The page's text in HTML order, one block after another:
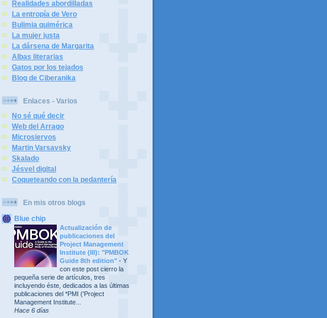
Realidades abordilladas
La entropía de Vero
Bulimia quimérica
La mujer justa
La dársena de Margarita
Albas literarias
Gatos por los tejados
Blog de Ciberanika
Enlaces - Varios
No sé qué decir
Web del Arrago
Microsiervos
Martin Varsavsky
Skalado
Jésvel digital
Coqueteando con la pedantería
En mis otros blogs
Blue chip
Actualización de
publicaciones del
Project Management
Institute (III): "PMBOK
Guide 8th edition" - Y
con este post cierro la
pequeña serie de artículos, tres
incluyendo éste, dedicados a las últimas
publicaciones del *PMI ('Project
Management Institute...
Hace 6 días